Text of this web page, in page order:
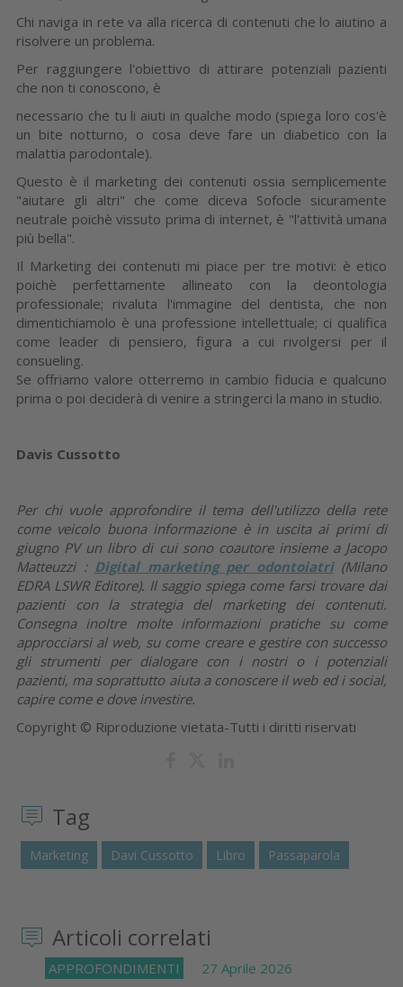
Chi naviga in rete va alla ricerca di contenuti che lo aiutino a
risolvere un problema.
Per raggiungere l'obiettivo di attirare potenziali pazienti
che non ti conoscono, è
necessario che tu li aiuti in qualche modo (spiega loro cos'è
un bite notturno, o cosa deve fare un diabetico con la
malattia parodontale).
Questo è il marketing dei contenuti ossia semplicemente
"aiutare gli altri" che come diceva Sofocle sicuramente
neutrale poichè vissuto prima di internet, è "l'attività umana
più bella".
Il Marketing dei contenuti mi piace per tre motivi: è etico
poichè perfettamente allineato con la deontologia
professionale; rivaluta l'immagine del dentista, che non
dimentichiamolo è una professione intellettuale; ci qualifica
come leader di pensiero, figura a cui rivolgersi per il
consueling.
Se offriamo valore otterremo in cambio fiducia e qualcuno
prima o poi deciderà di venire a stringerci la mano in studio.
Davis Cussotto
Per chi vuole approfondire il tema dell'utilizzo della rete
come veicolo buona informazione è in uscita ai primi di
giugno PV un libro di cui sono coautore insieme a Jacopo
Matteuzzi : Digital marketing per odontoiatri(Milano
EDRA LSWR Editore). Il saggio spiega come farsi trovare dai
pazienti con la strategia del marketing dei contenuti.
Consegna inoltre molte informazioni pratiche su come
approcciarsi al web, su come creare e gestire con successo
gli strumenti per dialogare con i nostri o i potenziali
pazienti, ma soprattutto aiuta a conoscere il web ed i social,
capire come e dove investire.
Copyright © Riproduzione vietata-Tutti i diritti riservati
Tag
Marketing Davi Cussotto Libro Passaparola
Articoli correlati
APPROFONDIMENTI 27 Aprile 2026